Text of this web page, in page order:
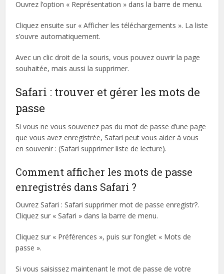
Ouvrez l’option « Représentation » dans la barre de menu.
Cliquez ensuite sur « Afficher les téléchargements ». La liste
s’ouvre automatiquement.
Avec un clic droit de la souris, vous pouvez ouvrir la page
souhaitée, mais aussi la supprimer.
Safari : trouver et gérer les mots de
passe
Si vous ne vous souvenez pas du mot de passe d’une page
que vous avez enregistrée, Safari peut vous aider à vous
en souvenir : (Safari supprimer liste de lecture).
Comment afficher les mots de passe
enregistrés dans Safari ?
Ouvrez Safari : Safari supprimer mot de passe enregistr?.
Cliquez sur « Safari » dans la barre de menu.
Cliquez sur « Préférences », puis sur l’onglet « Mots de
passe ».
Si vous saisissez maintenant le mot de passe de votre